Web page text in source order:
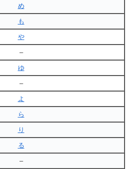
め
も
や
–
ゆ
–
よ
ら
り
る
–